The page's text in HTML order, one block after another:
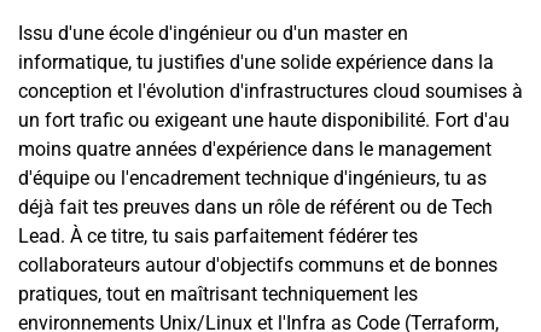
Issu d'une école d'ingénieur ou d'un master en
informatique, tu justifies d'une solide expérience dans la
conception et l'évolution d'infrastructures cloud soumises à
un fort trafic ou exigeant une haute disponibilité. Fort d'au
moins quatre années d'expérience dans le management
d'équipe ou l'encadrement technique d'ingénieurs, tu as
déjà fait tes preuves dans un rôle de référent ou de Tech
Lead. À ce titre, tu sais parfaitement fédérer tes
collaborateurs autour d'objectifs communs et de bonnes
pratiques, tout en maîtrisant techniquement les
environnements Unix/Linux et l'Infra as Code (Terraform,